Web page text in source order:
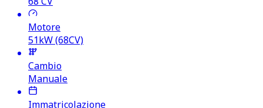
Motore
51kW (68CV)
Cambio
Manuale
Immatricolazione